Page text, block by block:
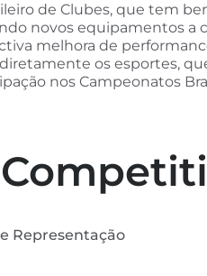
de Clubes, que tem
novos equipamentos a
melhora de
os esportes,
nos Campeonatos
Representação